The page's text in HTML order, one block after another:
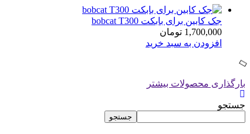
جک کابین برای بابکت bobcat T300
1,700,000 تومان
افزودن به سبد خرید
بارگذاری محصولات بیشتر
جستجو
جستجو